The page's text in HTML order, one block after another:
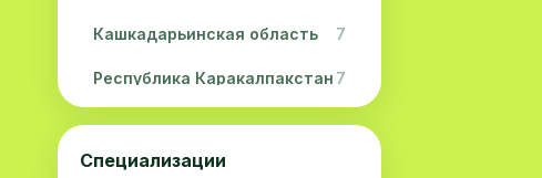
Кашкадарьинская область 7
Республика Каракалпакстан 7
Навоийская область 5
Джизакская область
Специализации